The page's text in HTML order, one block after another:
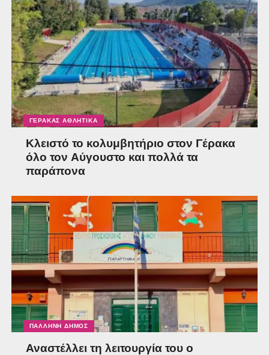
ΓΈΡΑΚΑΣ ΑΘΛΗΤΙΚΆ
Κλειστό το κολυμβητήριο στον Γέρακα
όλο τον Αύγουστο και πολλά τα
παράπονα
ΠΑΛΛΉΝΗ ΔΉΜΟΣ
Αναστέλλει τη λειτουργία του ο